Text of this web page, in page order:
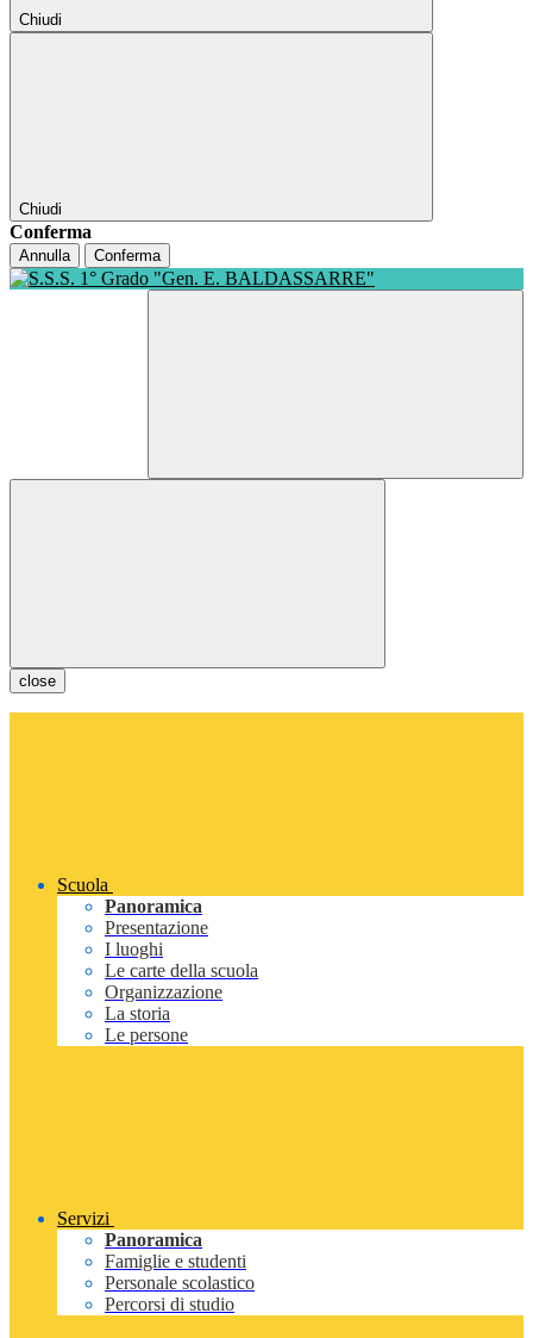
Chiudi
Chiudi
Conferma
Annulla Conferma
close
Scuola
Panoramica
Presentazione
I luoghi
Le carte della scuola
Organizzazione
La storia
Le persone
Servizi
Panoramica
Famiglie e studenti
Personale scolastico
Percorsi di studio